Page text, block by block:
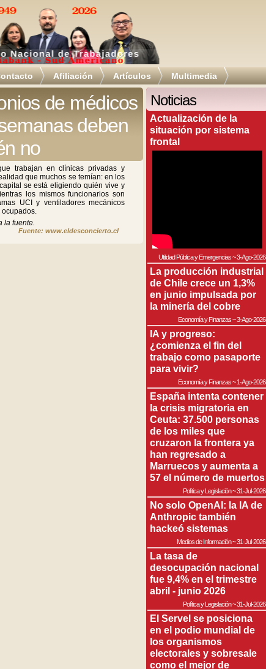
Afiliación Artículos Multimedia
de médicos
deben
no
trabajan en clínicas privadas y
que muchos se temían: en los
se está eligiendo quién vive y
los mismos funcionarios son
UCI y ventiladores mecánicos
ocupados.
la fuente.
Fuente: www.eldesconcierto.cl
Noticias
Actualización de la
situación por sistema
frontal
Utilidad Pública y Emergencias~3-Ago-2026
La producción industrial
de Chile crece un 1,3%
en junio impulsada por
la minería del cobre
Economía y Finanzas~3-Ago-2026
IA y progreso:
¿comienza el fin del
trabajo como pasaporte
para vivir?
Economía y Finanzas~1-Ago-2026
España intenta contener
la crisis migratoria en
Ceuta: 37.500 personas
de los miles que
cruzaron la frontera ya
han regresado a
Marruecos y aumenta a
57 el número de muertos
Política y Legislación~31-Jul-2026
No solo OpenAI: la IA de
Anthropic también
hackeó sistemas
Medios de Información~31-Jul-2026
La tasa de
desocupación nacional
fue 9,4% en el trimestre
abril - junio 2026
Política y Legislación~31-Jul-2026
El Servel se posiciona
en el podio mundial de
los organismos
electorales y sobresale
como el mejor de